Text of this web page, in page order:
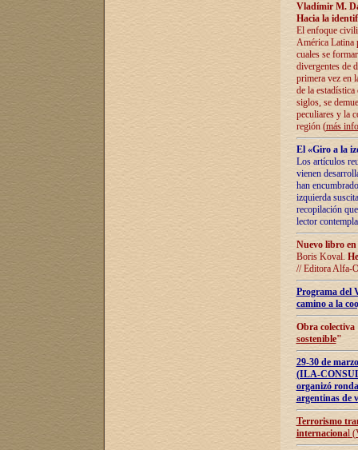
Vladímir M.
Hacia la
El enfoque
América Latina
cuales se
divergentes de
primera vez en
de la
siglos, se
peculiares y la
región (más
El «Giro a la
Los artículos
vienen
han
izquierda
recopilación
lector
Nuevo libro
Boris Koval.
// Editora Alfa-
Programa del
camino a la
Obra
sostenible"
29-30 de
(ILA-
organizó
argentinas de
Terrorismo
internacional